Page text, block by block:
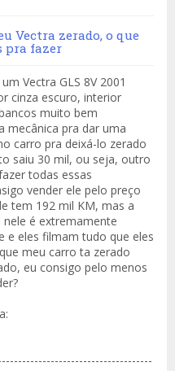
Vectra zerado, o que
pra fazer
Vectra GLS 8V 2001
cinza escuro, interior
muito bem
mecânica pra dar uma
carro pra deixá-lo zerado
saiu 30 mil, ou seja, outro
todas essas
vender ele pelo preço
tem 192 mil KM, mas a
é extremamente
e eles filmam tudo que eles
meu carro ta zerado
eu consigo pelo menos